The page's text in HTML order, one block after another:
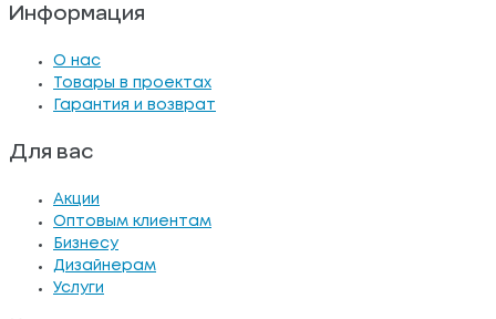
Информация
О нас
Товары в проектах
Гарантия и возврат
Для вас
Акции
Оптовым клиентам
Бизнесу
Дизайнерам
Услуги